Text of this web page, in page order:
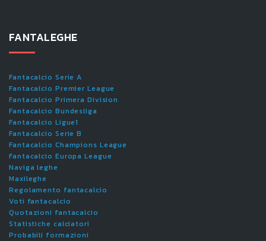
FANTALEGHE
Fantacalcio Serie A
Fantacalcio Premier League
Fantacalcio Primera Division
Fantacalcio Bundesliga
Fantacalcio Ligue1
Fantacalcio Serie B
Fantacalcio Champions League
Fantacalcio Europa League
Naviga leghe
Maxileghe
Regolamento fantacalcio
Voti fantacalcio
Quotazioni fantacalcio
Statistiche calciatori
Probabili formazioni